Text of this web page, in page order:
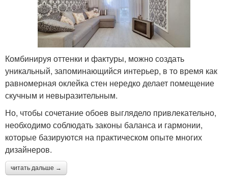
Комбинируя оттенки и фактуры, можно создать
уникальный, запоминающийся интерьер, в то время как
равномерная оклейка стен нередко делает помещение
скучным и невыразительным.
Но, чтобы сочетание обоев выглядело привлекательно,
необходимо соблюдать законы баланса и гармонии,
которые базируются на практическом опыте многих
дизайнеров.
читать дальше →